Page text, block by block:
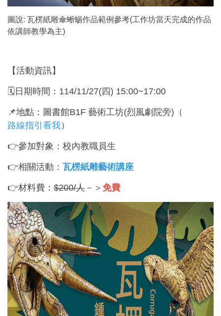
圖說: 瓦楞紙雕傘蜥蜴作品範例參考(工作坊當天完成的作品
依講師教學為主)
【活動資訊】
🗓️日期時間：114/11/27(四) 15:00~17:00
📌地點：圖書館B1F 藝術工坊(烈風劇院旁)（
路線指引看我）
👉參加對象：校內教職員生
👉相關活動： 瓦楞紙雕藝術講座
👉材料費： $200/人 －＞ 免費